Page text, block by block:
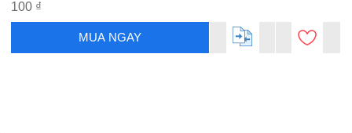
100 ₫
MUA NGAY